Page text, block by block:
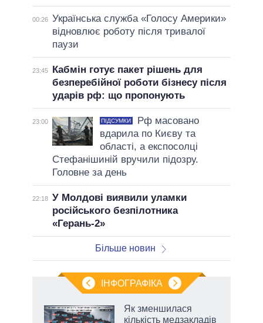
00:26 Українська служба «Голосу Америки»
відновлює роботу після тривалої
паузи
23:45
Кабмін готує пакет рішень для
безперебійної роботи бізнесу після
ударів рф: що пропонують
23:00 ПІДСУМКИ
Рф масовано
вдарила по Києву та
області, а експосолці
Стефанішиній вручили підозру.
Головне за день
22:18 У Молдові виявили уламки
російського безпілотника
«Герань-2»
Більше новин
ІНФОГРАФІКА
Як зменшилася
кількість медзакладів